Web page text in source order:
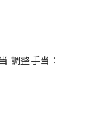
調整手当：